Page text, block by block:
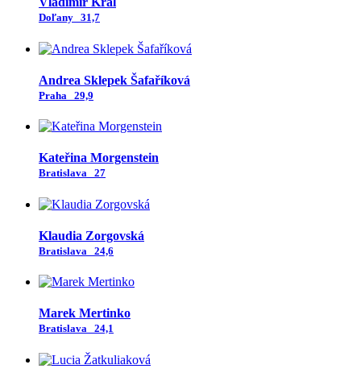
Doľany 31,7
Andrea Sklepek Šafaříková
Praha 29,9
Kateřina Morgenstein
Bratislava 27
Klaudia Zorgovská
Bratislava 24,6
Marek Mertinko
Bratislava 24,1